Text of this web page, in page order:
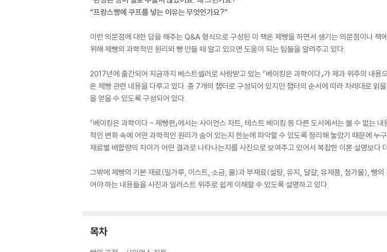
“프랑스빵에 쿠프를 넣는 이유는 무엇인가요?”
이런 의문점에 대한 답을 해주는 Q&A 형식으로 구성된 이 책은 제빵을 하면서 생기는 의문점이나
위해 제빵의 과학적인 원리와 빵 만들 때 알고 있으면 도움이 되는 팁들을 알려주고 있다.
2017년에 출간되어 지금까지 베스트셀러로 사랑받고 있는 『베이킹은 과학이다』가 제과 위주의 내
은 제빵 관련 내용을 다루고 있다. 총 7개의 챕터로 구성되어 있지만 챕터의 순서에 따라 차례대로 읽
을 얻을 수 있도록 구성되어 있다.
『베이킹은 과학이다 - 제빵편」에서는 사이언스 차트, 테스트 베이킹 등 다른 도서에서는 볼 수 없는
적인 변화 속에 어떤 과학적인 원리가 숨어 있는지 한눈에 파악할 수 있도록 정리해 놓았기 때문에
재료별 배합량의 차이가 어떤 결과로 나타나는지를 사진으로 보여주고 있어서 복잡한 이론 설명보다
그밖에 제빵의 기본 재료(밀가루, 이스트, 소금, 물)과 부재료(설탕, 유지, 달걀, 유제품, 첨가물), 빵
어야 하는 내용들을 사진과 일러스트 위주로 쉽게 이해할 수 있도록 설명하고 있다.
목차